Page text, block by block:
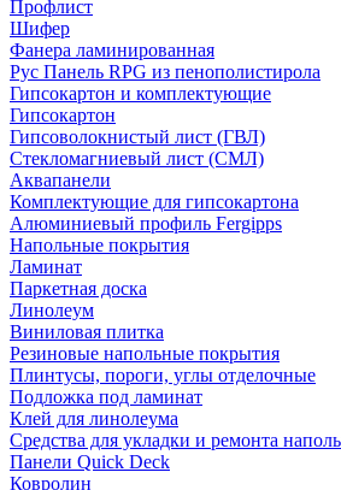
Профлист
Шифер
Фанера ламинированная
Рус Панель RPG из пенополистирола
Гипсокартон и комплектующие
Гипсокартон
Гипсоволокнистый лист (ГВЛ)
Стекломагниевый лист (СМЛ)
Аквапанели
Комплектующие для гипсокартона
Алюминиевый профиль Fergipps
Напольные покрытия
Ламинат
Паркетная доска
Линолеум
Виниловая плитка
Резиновые напольные покрытия
Плинтусы, пороги, углы отделочные
Подложка под ламинат
Клей для линолеума
Средства для укладки и ремонта
Панели Quick Deck
Ковролин